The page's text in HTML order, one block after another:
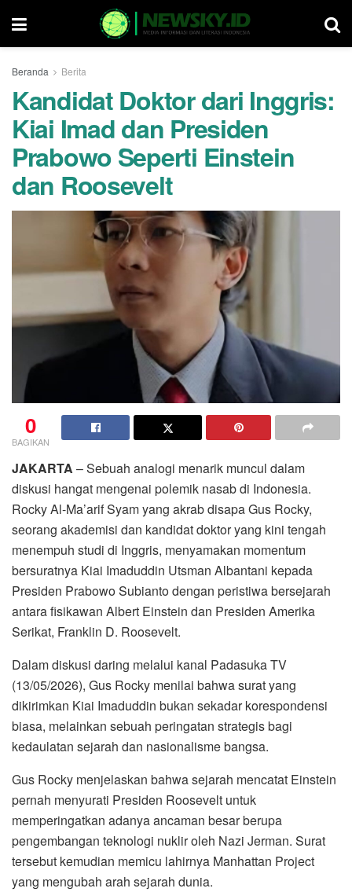
Beranda Berita
Kandidat Doktor dari Inggris:
Kiai Imad dan Presiden
Prabowo Seperti Einstein
dan Roosevelt
0
BAGIKAN
JAKARTA – Sebuah analogi menarik muncul dalam
diskusi hangat mengenai polemik nasab di Indonesia.
Rocky Al-Ma’arif Syam yang akrab disapa Gus Rocky,
seorang akademisi dan kandidat doktor yang kini tengah
menempuh studi di Inggris, menyamakan momentum
bersuratnya Kiai Imaduddin Utsman Albantani kepada
Presiden Prabowo Subianto dengan peristiwa bersejarah
antara fisikawan Albert Einstein dan Presiden Amerika
Serikat, Franklin D. Roosevelt.
Dalam diskusi daring melalui kanal Padasuka TV
(13/05/2026), Gus Rocky menilai bahwa surat yang
dikirimkan Kiai Imaduddin bukan sekadar korespondensi
biasa, melainkan sebuah peringatan strategis bagi
kedaulatan sejarah dan nasionalisme bangsa.
Gus Rocky menjelaskan bahwa sejarah mencatat Einstein
pernah menyurati Presiden Roosevelt untuk
memperingatkan adanya ancaman besar berupa
pengembangan teknologi nuklir oleh Nazi Jerman. Surat
tersebut kemudian memicu lahirnya Manhattan Project
yang mengubah arah sejarah dunia.